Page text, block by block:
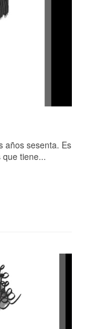
años sesenta. Es
tiene...